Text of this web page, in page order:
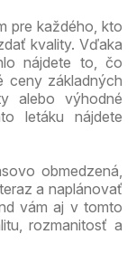
pre každého, kto
kvality. Vďaka
nájdete to, čo
ceny základných
alebo výhodné
letáku nájdete
obmedzená,
a naplánovať
vám aj v tomto
rozmanitosť a